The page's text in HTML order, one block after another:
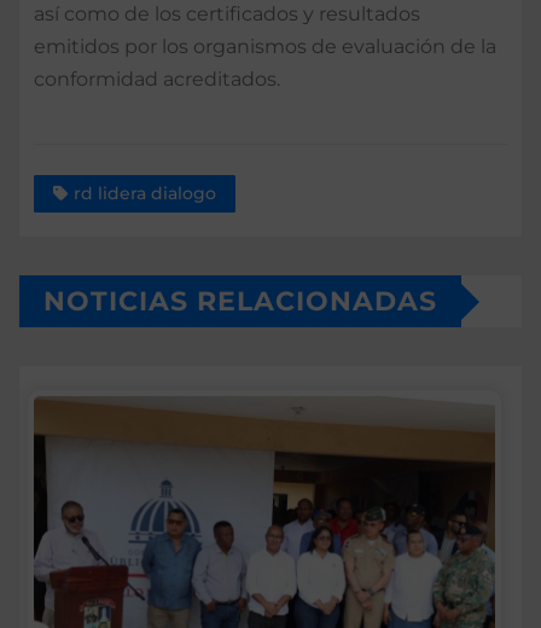
así como de los certificados y resultados
emitidos por los organismos de evaluación de la
conformidad acreditados.
rd lidera dialogo
NOTICIAS RELACIONADAS